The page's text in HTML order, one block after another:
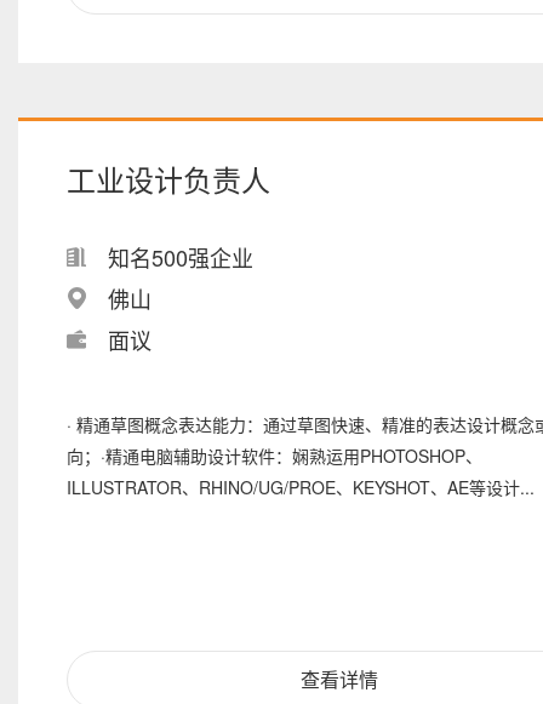
工业设计负责人
知名500强企业
佛山
面议
· 精通草图概念表达能力：通过草图快速、精准的表达设计概念
向；·精通电脑辅助设计软件：娴熟运用PHOTOSHOP、
ILLUSTRATOR、RHINO/UG/PROE、KEYSHOT、AE等设计...
查看详情